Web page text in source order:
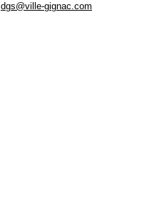
dgs@ville-gignac.com